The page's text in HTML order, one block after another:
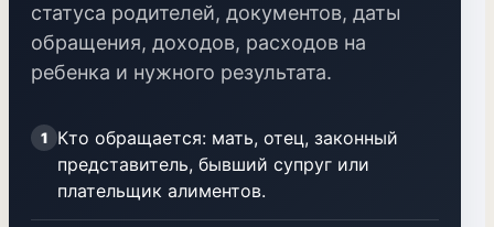
статуса родителей, документов, даты
обращения, доходов, расходов на
ребенка и нужного результата.
1
Кто обращается: мать, отец, законный
представитель, бывший супруг или
плательщик алиментов.